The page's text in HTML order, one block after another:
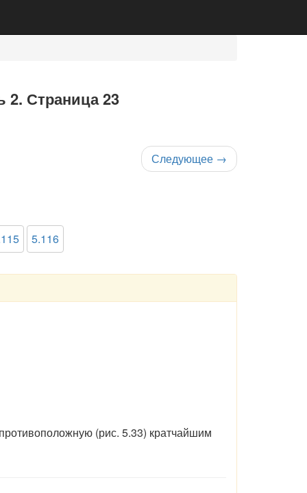
2. Страница 23
Следующее →
5.116
(рис. 5.33) кратчайшим